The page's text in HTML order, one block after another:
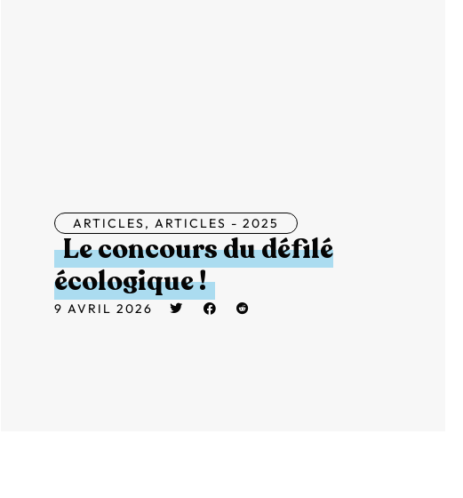
ARTICLES, ARTICLES - 2025
Le concours du défilé
écologique !
9 AVRIL 2026